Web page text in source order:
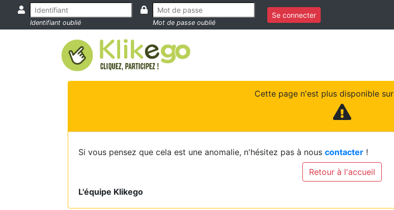
Identifiant oublié Mot de passe oublié
Se connecter
Cette page n'est plus disponible sur
Si vous pensez que cela est une anomalie, n'hésitez pas à nous contacter !
Retour à l'accueil
L'équipe Klikego